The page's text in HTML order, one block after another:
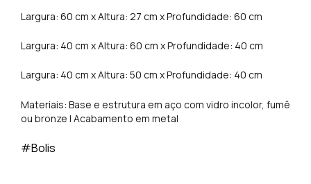
Largura: 60 cm x Altura: 27 cm x Profundidade: 60 cm
Largura: 40 cm x Altura: 60 cm x Profundidade: 40 cm
Largura: 40 cm x Altura: 50 cm x Profundidade: 40 cm
Materiais: Base e estrutura em aço com vidro incolor, fumê
ou bronze | Acabamento em metal
#Bolis